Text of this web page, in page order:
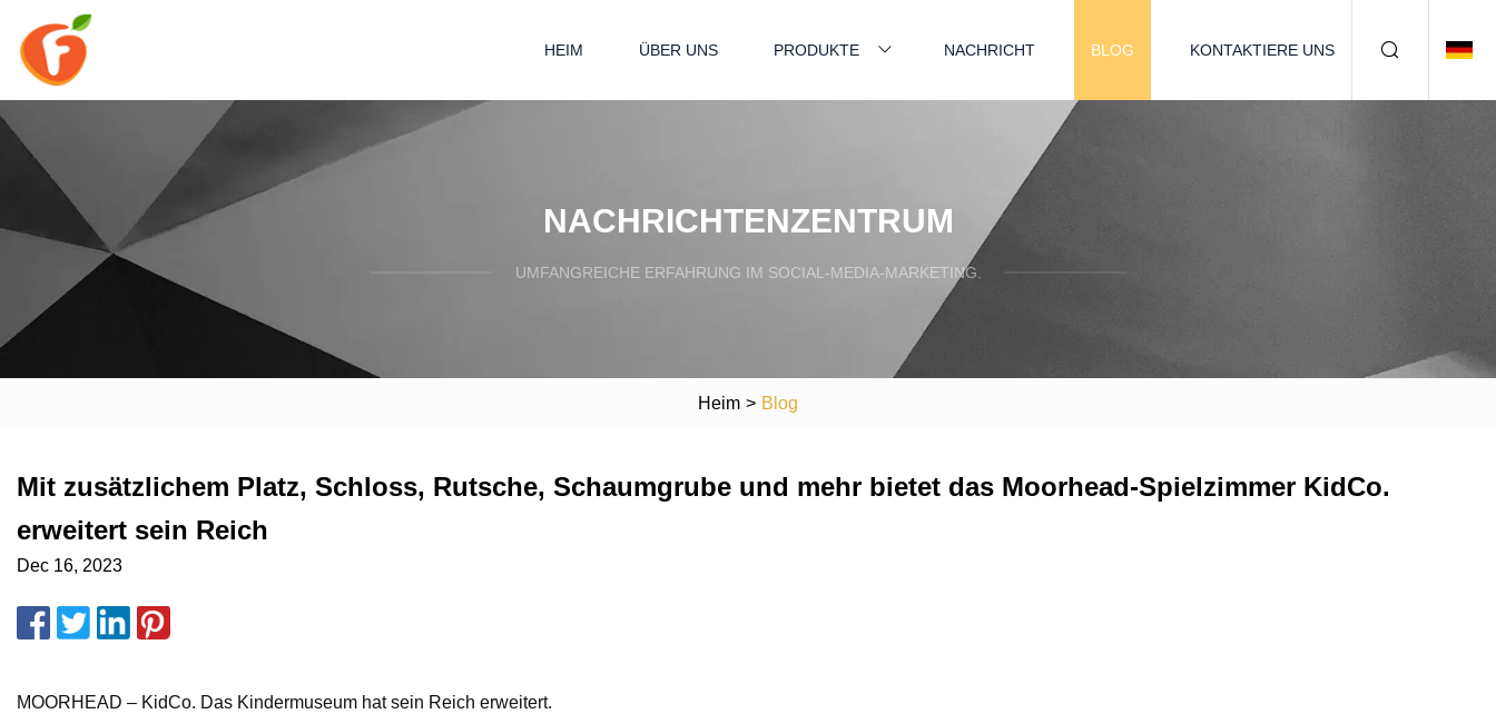
HEIM ÜBER UNS PRODUKTE NACHRICHT BLOG KONTAKTIERE UNS
NACHRICHTENZENTRUM
UMFANGREICHE ERFAHRUNG IM SOCIAL-MEDIA-MARKETING.
Heim > Blog
Mit zusätzlichem Platz, Schloss, Rutsche, Schaumgrube und mehr bietet das Moorhead-Spielzimmer KidCo.
erweitert sein Reich
Dec 16, 2023
MOORHEAD – KidCo. Das Kindermuseum hat sein Reich erweitert.